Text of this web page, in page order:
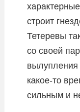
строит
Тетеревы
со своей
вылупления
какое-то
сильным и